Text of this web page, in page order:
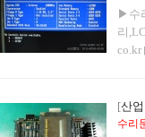
▶수
리
[산
수리